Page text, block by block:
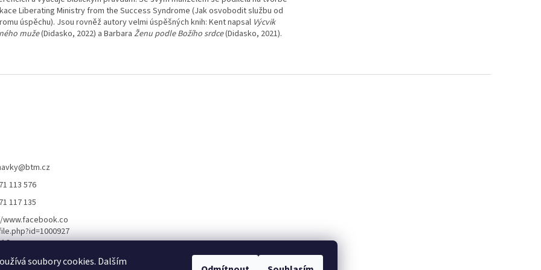
soubory cookies. Dalším
Liberating Ministry from the Success Syndrome (Jak osvobodit službu od
úspěchu). Jsou rovněž autory velmi úspěšných knih: Kent napsal Výcvik
muže(Didasko, 2022) a Barbara Ženu podle Božího srdce(Didasko, 2021).
@btm.cz
113 576
117 135